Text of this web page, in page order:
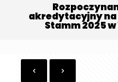
akredytacyjny na
Stamm 2025